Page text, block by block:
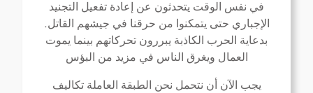
في نفس الوقت يتحدثون عن إعادة تفعيل التجنيد
الإجباري حتى يتمكنوا من حرقنا في جيشهم القاتل.
بدعاية الحرب الكاذبة يبررون تحركاتهم بينما يموت
العمال ويغرق الناس في مزيد من البؤس
يجب الآن أن نتحمل نحن الطبقة العاملة تكاليف